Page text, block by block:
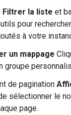
Filtrer la liste et
pour
à votre
un mappage
groupe
de pagination
sélectionner le
page.